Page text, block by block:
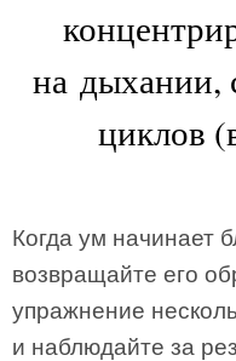
на дыхании,
циклов
Когда ум начинает
возвращайте его
упражнение
и наблюдайте за